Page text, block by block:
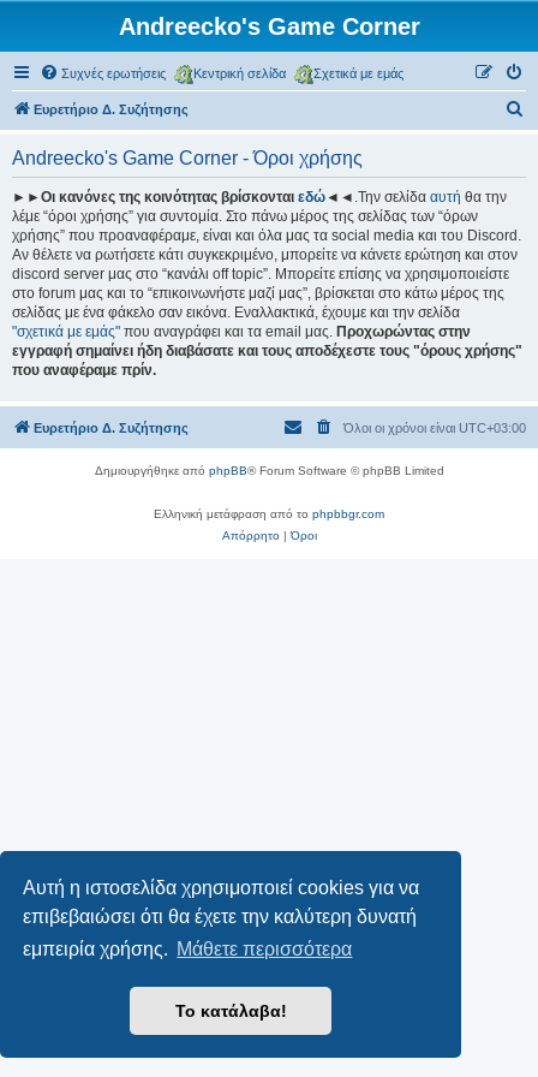
Αυτή η ιστοσελίδα χρησιμοποιεί cookies για να
επιβεβαιώσει ότι θα έχετε την καλύτερη δυνατή
εμπειρία χρήσης. Μάθετε περισσότερα
Το κατάλαβα!
Andreecko's Game Corner
Συχνές ερωτήσεις Κεντρική σελίδα Σχετικά με εμάς
Ευρετήριο Δ. Συζήτησης
Andreecko's Game Corner - Όροι χρήσης
►►Οι κανόνες της κοινότητας βρίσκονται εδώ◄◄.Την σελίδα αυτή θα την
λέμε “όροι χρήσης” για συντομία. Στο πάνω μέρος της σελίδας των “όρων
χρήσης” που προαναφέραμε, είναι και όλα μας τα social media και του Discord.
Αν θέλετε να ρωτήσετε κάτι συγκεκριμένο, μπορείτε να κάνετε ερώτηση και στον
discord server μας στο “κανάλι off topic”. Μπορείτε επίσης να χρησιμοποιείστε
στο forum μας και το “επικοινωνήστε μαζί μας”, βρίσκεται στο κάτω μέρος της
σελίδας με ένα φάκελο σαν εικόνα. Εναλλακτικά, έχουμε και την σελίδα
"σχετικά με εμάς" που αναγράφει και τα email μας. Προχωρώντας στην
εγγραφή σημαίνει ήδη διαβάσατε και τους αποδέχεστε τους "όρους χρήσης"
που αναφέραμε πρίν.
Ευρετήριο Δ. Συζήτησης Όλοι οι χρόνοι είναι UTC+03:00
Δημιουργήθηκε από phpBB® Forum Software © phpBB Limited
Ελληνική μετάφραση από το phpbbgr.com
Απόρρητο|Όροι